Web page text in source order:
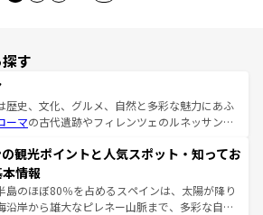
す
歴史、文化、グルメ、自然と多彩な魅力にあふ
ーマの古代遺跡やフィレンツェのルネッサンス
カーナの美しい田園風景やアマルフィ海岸の絶
然景観も見逃せない。観光の合間には、本場の
タなど、絶品のイタリア料理を堪能することも
目覚めてから夜眠るまで、すべての瞬間を楽し
観光ポイントと人気スポット・知ってお
情報
島のほぼ80％を占めるスペインは、太陽が降り
沿岸から雄大なピレネー山脈まで、多彩な自然